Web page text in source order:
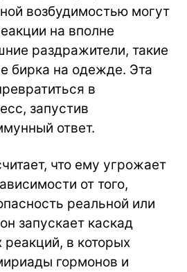
возбудимостью могут
на вполне
раздражители, такие
бирка на одежде. Эта
в
запустив
ответ.
что ему угрожает
от того,
реальной или
запускает каскад
реакций, в которых
гормонов и